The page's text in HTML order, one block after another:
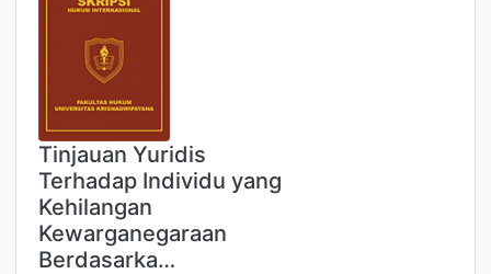
Tinjauan Yuridis
Terhadap Individu yang
Kehilangan
Kewarganegaraan
Berdasarka…